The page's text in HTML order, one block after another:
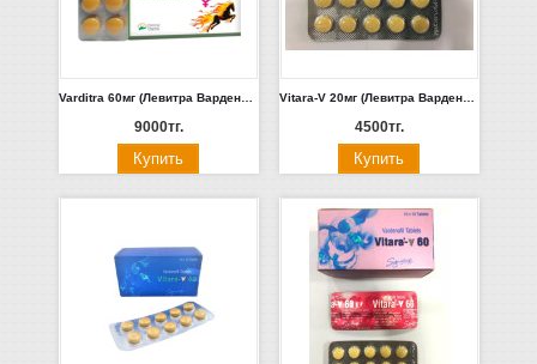
Varditra 60мг (Левитра Варденафил 10шт) Индия
9000тг.
Vitara-V 20мг (Левитра Варденафил 10шт) Индия
4500тг.